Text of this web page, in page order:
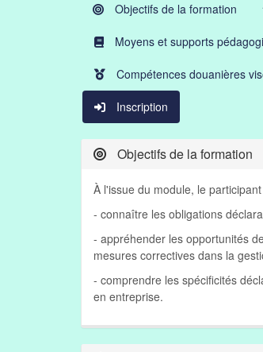
Objectifs de la formation
Moyens et supports
Compétences douanières
Inscription
Objectifs de la formation
À l'issue du module, le
- connaître les obligations
- appréhender les opportunités
mesures correctives dans la
- comprendre les spécificités
en entreprise.